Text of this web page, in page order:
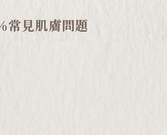
常見肌膚問題